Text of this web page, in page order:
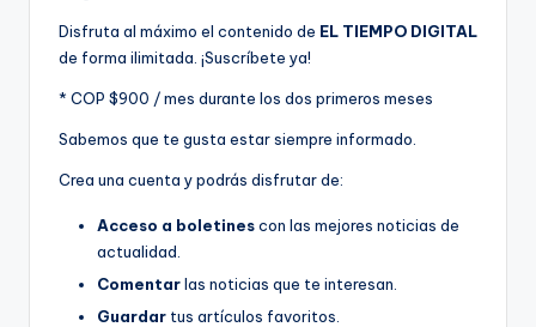
Disfruta al máximo el contenido de EL TIEMPO DIGITAL
de forma ilimitada. ¡Suscríbete ya!
* COP $900 / mes durante los dos primeros meses
Sabemos que te gusta estar siempre informado.
Crea una cuenta y podrás disfrutar de:
Acceso a boletinescon las mejores noticias de
actualidad.
Comentarlas noticias que te interesan.
Guardar tus artículos favoritos.